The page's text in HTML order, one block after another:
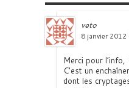
veto
8 janvier 2012
Merci pour l’info,
C’est un
dont les